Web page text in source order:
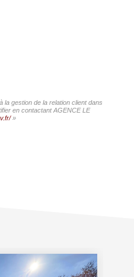
gestion de la relation client dans
en contactant AGENCE LE
»